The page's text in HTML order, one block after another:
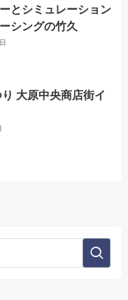
とシミュレーション
シングの竹久
大原中央商店街イ